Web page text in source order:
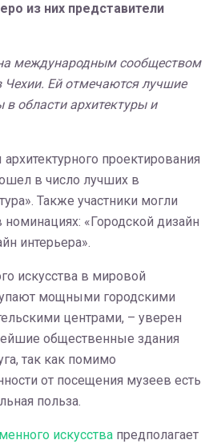
из них представители
международным сообществом
Чехии. Ей отмечаются лучшие
в области архитектуры и
проектирования
в число лучших в
Также участники могли
«Городской дизайн
интерьера».
искусства в мировой
мощными городскими
центрами, – уверен
общественные здания
так как помимо
от посещения музеев есть
польза.
искусства предполагает